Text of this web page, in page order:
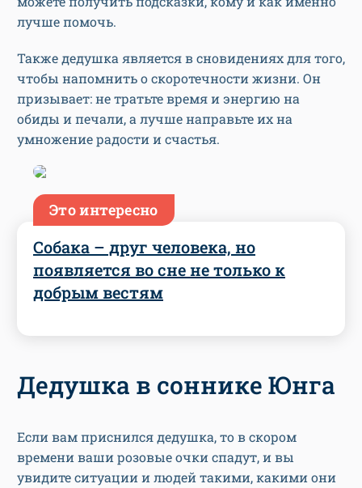
лучше помочь.
Также дедушка является в сновидениях для того,
чтобы напомнить о скоротечности жизни. Он
призывает: не тратьте время и энергию на
обиды и печали, а лучше направьте их на
умножение радости и счастья.
Это интересно
Собака – друг человека, но
появляется во сне не только к
добрым вестям
Дедушка в соннике Юнга
Если вам приснился дедушка, то в скором
времени ваши розовые очки спадут, и вы
увидите ситуации и людей такими, какими они